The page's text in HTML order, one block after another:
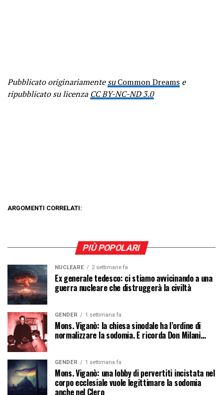
Pubblicato originariamentesuCommon Dreams e
ripubblicato su licenza CC BY-NC-ND 3.0
ARGOMENTI CORRELATI:
PIÙ POPOLARI
NUCLEARE 2 settimane fa
Ex generale tedesco: ci stiamo avvicinando a una
guerra nucleare che distruggerà la civiltà
GENDER 1 settimana fa
Mons. Viganò: la chiesa sinodale ha l’ordine di
normalizzare la sodomia. E ricorda Don Milani…
GENDER 1 settimana fa
Mons. Viganò: una lobby di pervertiti incistata nel
corpo ecclesiale vuole legittimare la sodomia
anche nel Clero